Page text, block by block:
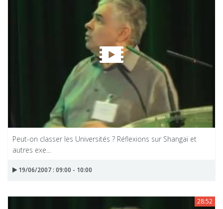
Peut-on classer les Universités ? Réflexions sur Shangaï et
autres exe...
19/06/2007 : 09:00 - 10:00
28:52